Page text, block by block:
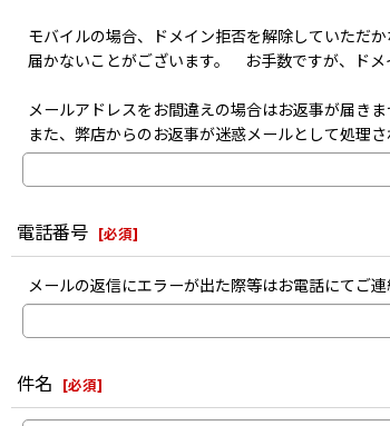
モバイルの場合、ドメイン拒否を解除していただ
届かないことがございます。 お手数ですが、ドメ
メールアドレスをお間違えの場合はお返事が届きま
また、弊店からのお返事が迷惑メールとして処理
電話番号 [必須]
メールの返信にエラーが出た際等はお電話にてご
件名 [必須]